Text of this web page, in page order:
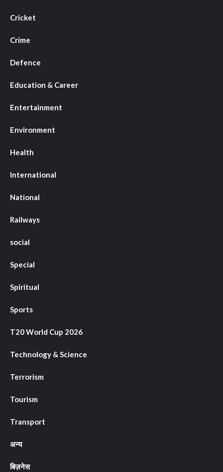
Cricket
Crime
Defence
Education & Career
Entertainment
Environment
Health
International
National
Railways
social
Special
Spiritual
Sports
T20 World Cup 2026
Technology & Science
Terrorism
Tourism
Transport
अन्य
बिज़नेस